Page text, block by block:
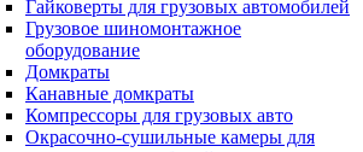
Гайковерты для грузовых автомобилей
Грузовое шиномонтажное
оборудование
Домкраты
Канавные домкраты
Компрессоры для грузовых авто
Окрасочно-сушильные камеры для